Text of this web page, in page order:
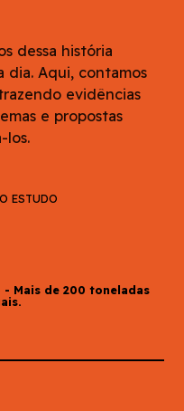
dessa história
dia. Aqui, contamos
evidências
e propostas
los.
ESTUDO
- Mais de 200 toneladas